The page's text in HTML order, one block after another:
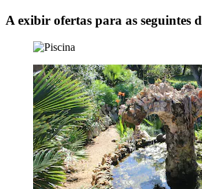
A exibir ofertas para as seguintes